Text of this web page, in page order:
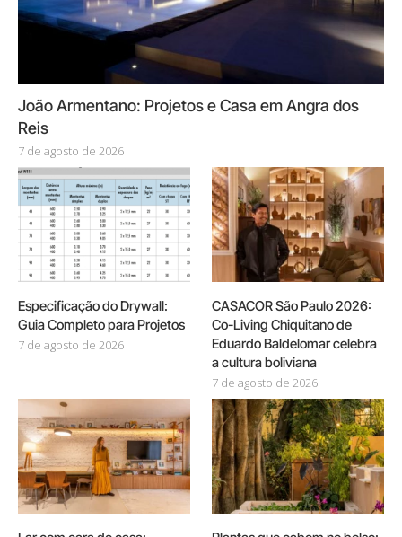
João Armentano: Projetos e Casa em Angra dos
Reis
7 de agosto de 2026
Especificação do Drywall:
Guia Completo para Projetos
7 de agosto de 2026
CASACOR São Paulo 2026:
Co-Living Chiquitano de
Eduardo Baldelomar celebra
a cultura boliviana
7 de agosto de 2026